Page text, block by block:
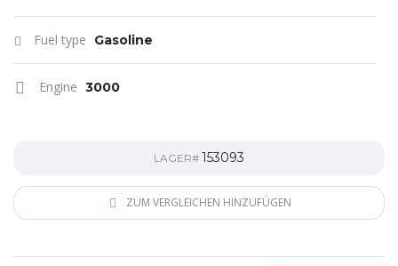
Fuel type Gasoline
Engine 3000
LAGER# 153093
ZUM VERGLEICHEN HINZUFÜGEN